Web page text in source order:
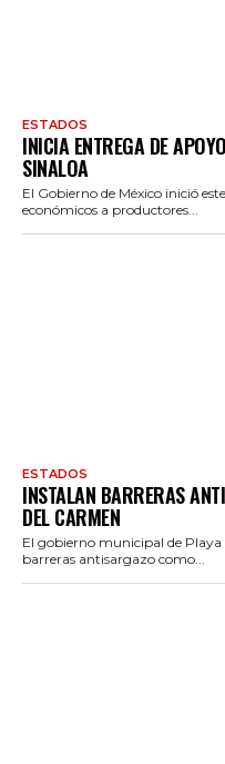
ESTADOS
INICIA ENTREGA DE
SINALOA
El Gobierno de México inició
económicos a productores...
ESTADOS
INSTALAN BARRERAS
DEL CARMEN
El gobierno municipal de
barreras antisargazo como...